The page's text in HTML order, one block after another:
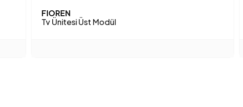
FIOREN
Tv Ünitesi Üst Modül